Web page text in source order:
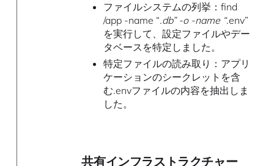
ファイルシステムの列挙：find
/app -name “.db” -o -name “.env”
を実行して、設定ファイルやデー
タベースを特定しました。
特定ファイルの読み取り：アプリ
ケーションのシークレットを含
む.envファイルの内容を抽出しま
した。
共有インフラストラクチャー